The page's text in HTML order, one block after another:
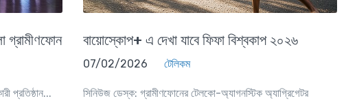
গ্রামীণফোন
প্রতিষ্ঠান...
বায়োস্কোপ+ এ দেখা যাবে ফিফা বিশ্বকাপ ২০২৬
07/02/2026 টেলিকম
সিনিউজ ডেস্ক: গ্রামীণফোনের টেলকো-অ্যাগনস্টিক অ্যাগ্রিগেটর